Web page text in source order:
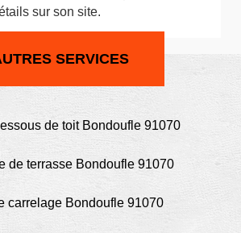
sur son site.
SERVICES
de toit Bondoufle 91070
de terrasse Bondoufle 91070
carrelage Bondoufle 91070